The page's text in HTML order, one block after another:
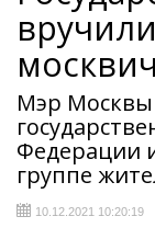
Мэр Москвы
Федерации
группе
10.12.2021 10:20:19